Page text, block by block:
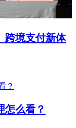
跨境支付新体
怎么看？